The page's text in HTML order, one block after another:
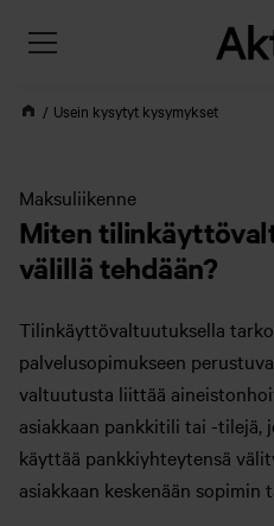
Usein kysytyt kysymykset
Maksuliikenne
Miten
välillä tehdään?
Tilinkäyttövaltuutuksella
palvelusopimukseen
valtuutusta liittää
asiakkaan pankkitili tai -tilejä,
käyttää pankkiyhteytensä
asiakkaan keskenään sopimin